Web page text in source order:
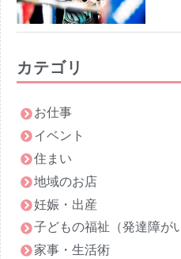
カテゴリ
お仕事
イベント
住まい
地域のお店
妊娠・出産
子どもの福祉（発達障が
家事・生活術